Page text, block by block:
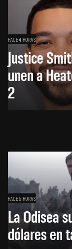
HACE 4 HORAS
Justice
unen a
2
HACE 5 HORAS
La Odisea
dólares en